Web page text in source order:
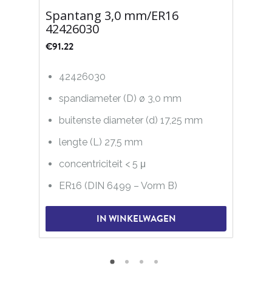
Spantang 3,0 mm/ER16
42426030
€91.22
42426030
spandiameter (D) ø 3,0 mm
buitenste diameter (d) 17,25 mm
lengte (L) 27,5 mm
concentriciteit < 5 μ
ER16 (DIN 6499 – Vorm B)
IN WINKELWAGEN